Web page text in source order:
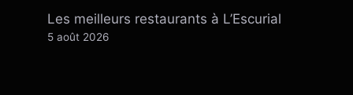
Les meilleurs restaurants à L’Escurial
5 août 2026